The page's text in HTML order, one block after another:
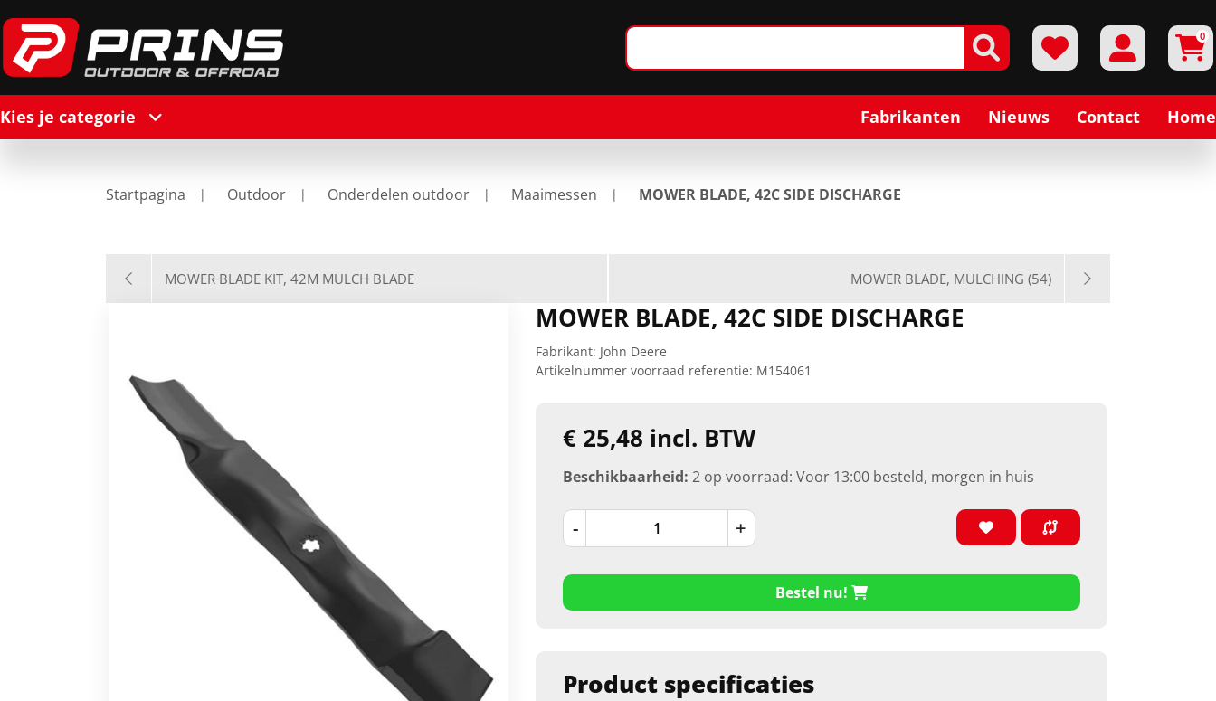
0
Kies je categorie Fabrikanten Nieuws Contact Home
Startpagina Outdoor Onderdelen outdoor Maaimessen MOWER BLADE, 42C SIDE DISCHARGE
MOWER BLADE KIT, 42M MULCH BLADE MOWER BLADE, MULCHING (54)
MOWER BLADE, 42C SIDE DISCHARGE
Fabrikant: John Deere
Artikelnummer voorraad referentie: M154061
€ 25,48 incl. BTW
Beschikbaarheid: 2 op voorraad: Voor 13:00 besteld, morgen in huis
- +
Bestel nu!
Product specificaties